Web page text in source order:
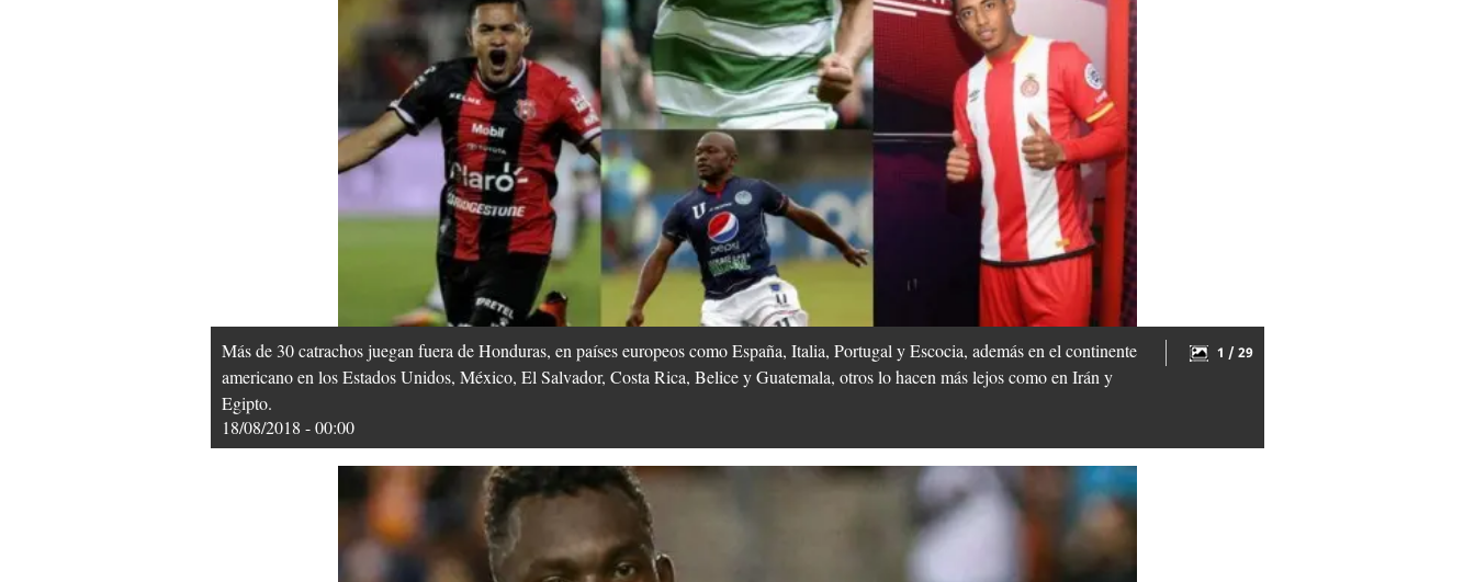
Más de 30 catrachos juegan fuera de Honduras, en países europeos como España, Italia, Portugal y Escocia, además en el continente
americano en los Estados Unidos, México, El Salvador, Costa Rica, Belice y Guatemala, otros lo hacen más lejos como en Irán y
Egipto.
18/08/2018 - 00:00
1 / 29